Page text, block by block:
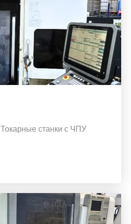
Токарные станки с ЧПУ